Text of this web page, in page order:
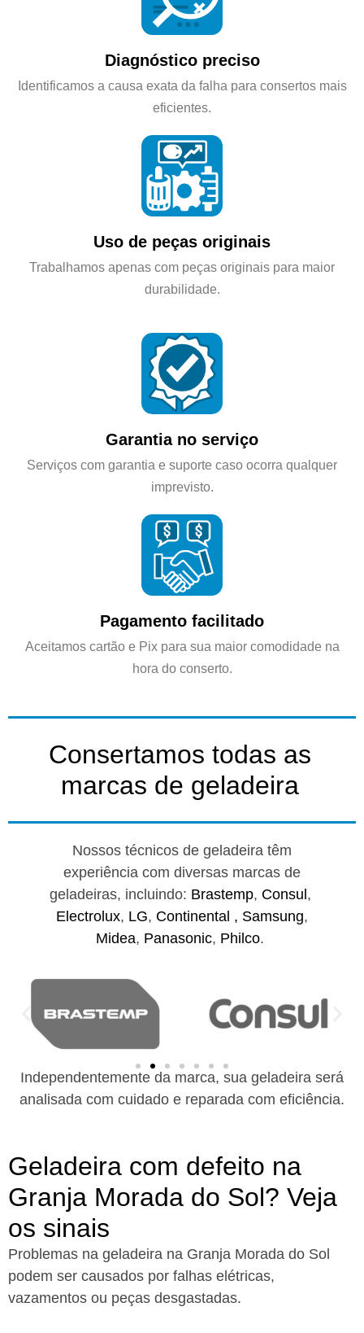
Diagnóstico preciso
Identificamos a causa exata da falha para consertos mais
eficientes.
Uso de peças originais
Trabalhamos apenas com peças originais para maior
durabilidade.
Garantia no serviço
Serviços com garantia e suporte caso ocorra qualquer
imprevisto.
Pagamento facilitado
Aceitamos cartão e Pix para sua maior comodidade na
hora do conserto.
Consertamos todas as
marcas de geladeira
Nossos técnicos de geladeira têm
experiência com diversas marcas de
geladeiras, incluindo: Brastemp, Consul ,
Electrolux, LG, Continental , Samsung,
Midea, Panasonic, Philco.
Independentemente da marca, sua geladeira será
analisada com cuidado e reparada com eficiência.
Geladeira com defeito na
Granja Morada do Sol? Veja
os sinais
Problemas na geladeira na Granja Morada do Sol
podem ser causados por falhas elétricas,
vazamentos ou peças desgastadas.